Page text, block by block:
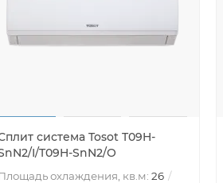
система Tosot T09H-
I/T09H-SnN2/O
охлаждения, кв.м: 26